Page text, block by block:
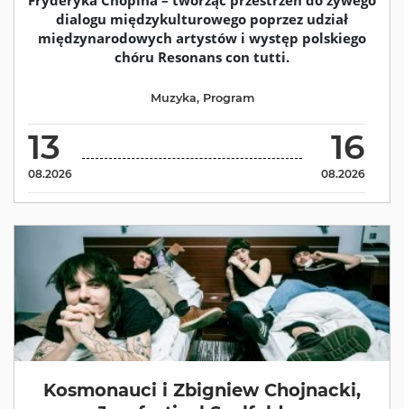
dialogu międzykulturowego poprzez udział
międzynarodowych artystów i występ polskiego
chóru Resonans con tutti.
13
08.2026
16
08.2026
Muzyka, Program
Kosmonauci i Zbigniew Chojnacki,